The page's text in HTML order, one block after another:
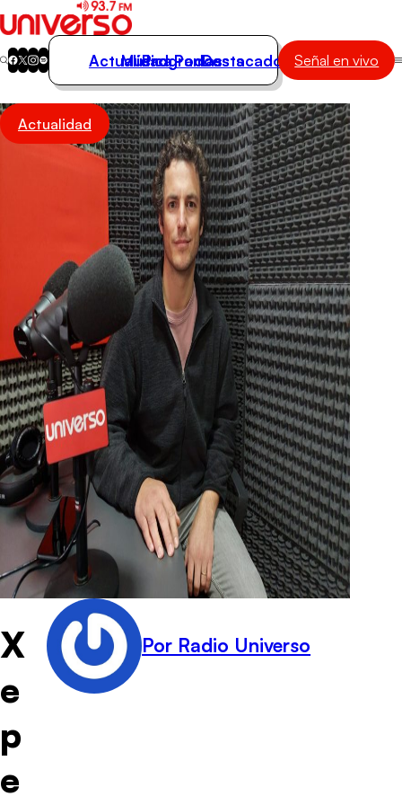
Actualidad
Música
Programas
Actualidad
Música
Programas
Podcasts
Destacados Señal en vivo
Actualidad
X
e
p
e
Por Radio Universo